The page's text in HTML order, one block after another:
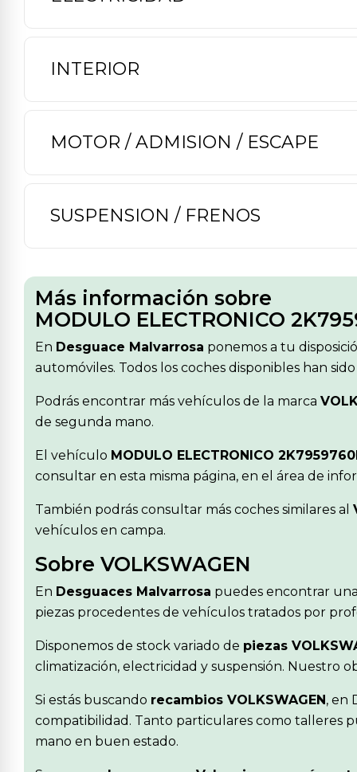
INTERIOR
MOTOR / ADMISION / ESCAPE
SUSPENSION / FRENOS
Más información sobre
MODULO ELECTRONICO
En Desguace Malvarrosa ponemos a tu
automóviles. Todos los coches disponibles han
Podrás encontrar más vehículos de la marca
de segunda mano.
El vehículo MODULO ELECTRONICO
consultar en esta misma página, en el área de
También podrás consultar más coches similares al
vehículos en campa.
Sobre VOLKSWAGEN
En Desguaces Malvarrosa puedes encontrar
piezas procedentes de vehículos tratados por
Disponemos de stock variado de piezas
climatización, electricidad y suspensión. Nuestro
Si estás buscando recambios VOLKSWAGEN, en
compatibilidad. Tanto particulares como talleres
mano en buen estado.